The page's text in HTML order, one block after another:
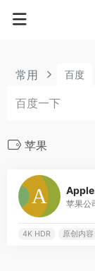
常用 百度
苹果
苹果公
4K HDR 原创内容